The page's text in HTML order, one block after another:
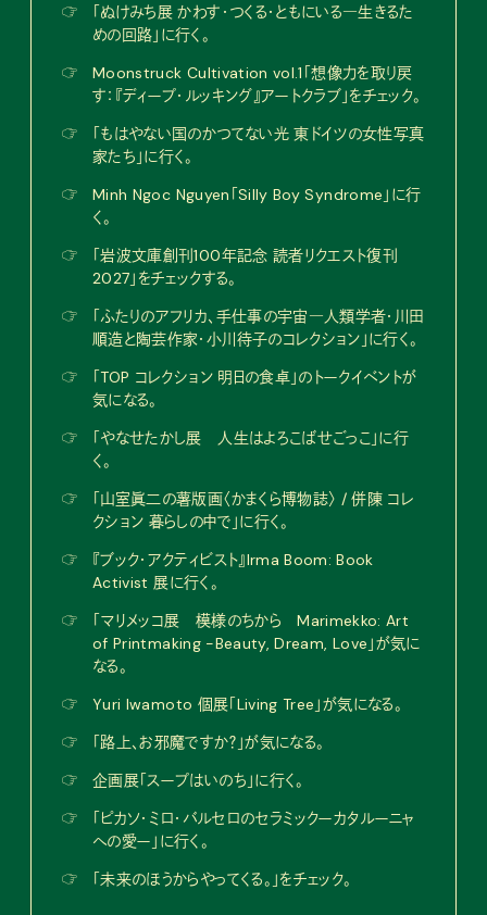
☞
「ぬけみち展 かわす・つくる・ともにいる―生きるた
めの回路」に行く。
☞
Moonstruck Cultivation vol.1「想像力を取り戻
す：『ディープ・ルッキング』アートクラブ」をチェック。
☞
「もはやない国のかつてない光 東ドイツの女性写真
家たち」に行く。
☞
Minh Ngoc Nguyen「Silly Boy Syndrome」に行
く。
☞
「岩波文庫創刊100年記念 読者リクエスト復刊
2027」をチェックする。
☞
「ふたりのアフリカ、手仕事の宇宙―人類学者・川田
順造と陶芸作家・小川待子のコレクション」に行く。
☞
「TOP コレクション 明日の食卓」のトークイベントが
気になる。
☞
「やなせたかし展 人生はよろこばせごっこ」に行
く。
☞
「山室眞二の薯版画〈かまくら博物誌〉 / 併陳 コレ
クション 暮らしの中で」に行く。
☞
『ブック・アクティビスト』Irma Boom: Book
Activist 展に行く。
☞
「マリメッコ展 模様のちから Marimekko: Art
of Printmaking -Beauty, Dream, Love」が気に
なる。
☞
Yuri Iwamoto 個展「Living Tree」が気になる。
☞
「路上、お邪魔ですか？」が気になる。
☞
企画展「スープはいのち」に行く。
☞
「ピカソ・ミロ・バルセロのセラミックーカタルーニャ
への愛ー」に行く。
☞
「未来のほうからやってくる。」をチェック。